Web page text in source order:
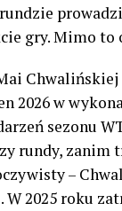
gry. Mimo to
Chwalińskiej
2026 w
sezonu
rundy, zanim
–
2025 roku